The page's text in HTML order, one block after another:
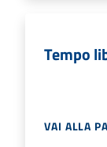
Tempo
VAI ALLA